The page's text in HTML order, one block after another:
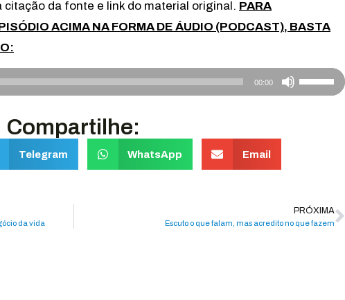
da fonte e link do material original. PARA
ACIMA NA FORMA DE ÁUDIO (PODCAST), BASTA
00:00
Use
as
para
baixo
Compartilhe:
Telegram WhatsApp Email
da vida
PRÓXIMA
Escuto o que falam, mas acredito no que fazem